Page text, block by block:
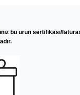
bu ürün sertifikası/